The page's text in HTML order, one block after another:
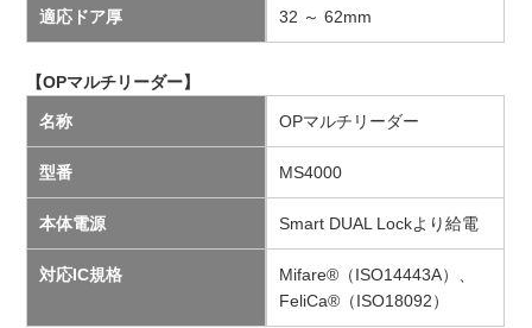
適応ドア厚 32 ～ 62mm
【OPマルチリーダー】
名称 OPマルチリーダー
型番 MS4000
本体電源 Smart DUAL Lockより給電
対応IC規格
Mifare®（ISO14443A）、
FeliCa®（ISO18092）